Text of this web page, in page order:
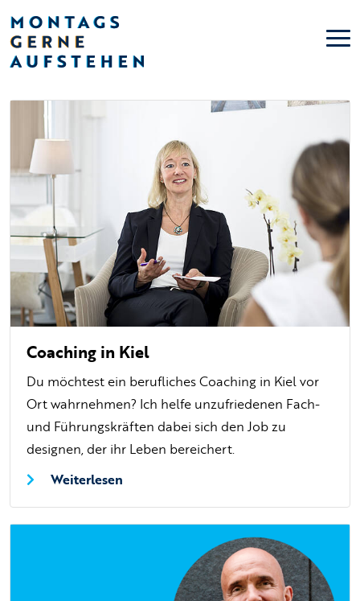
Coaching in Kiel
Du möchtest ein berufliches Coaching in Kiel vor
Ort wahrnehmen? Ich helfe unzufriedenen Fach-
und Führungskräften dabei sich den Job zu
designen, der ihr Leben bereichert.
Weiterlesen